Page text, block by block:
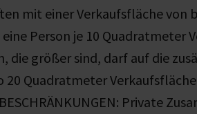
mit einer Verkaufsfläche von
Person je 10 Quadratmeter
die größer sind, darf auf die
20 Quadratmeter
Private